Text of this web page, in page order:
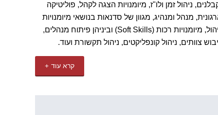
ניהול זמן ולו"ז, מיומנויות הצגה לקהל, פוליטיקה
מנהל ומנהיג, מגוון של סדנאות בנושאי מיומנויות
ניהול, מיומנויות רכות (Soft Skills) וביניהן פיתוח מנהלים,
צוותים, ניהול קונפליקטים, ניהול תקשורת ועוד.
קרא עוד